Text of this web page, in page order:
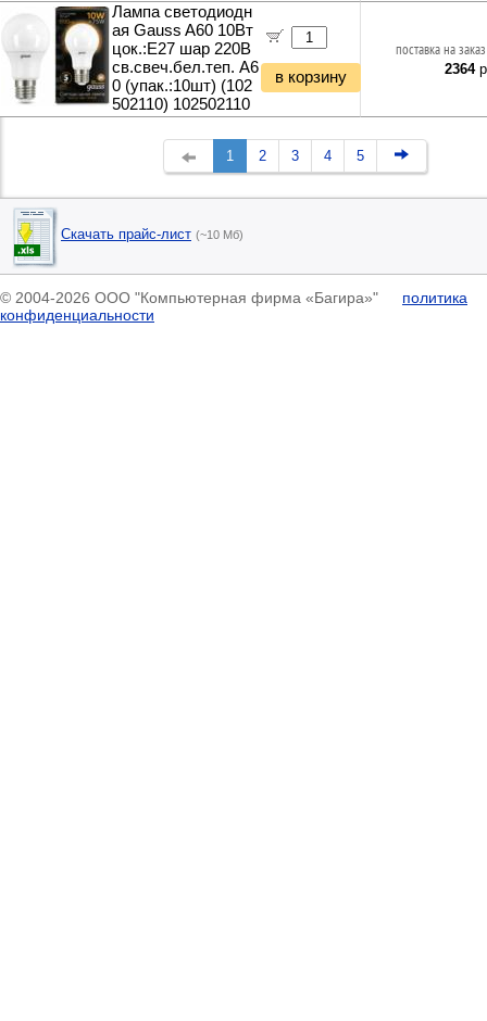
Лампа светодиодн
ая Gauss A60 10Вт
цок.:E27 шар 220B
св.свеч.бел.теп. A6
0 (упак.:10шт) (102
502110) 102502110
в корзину
поставка на
2364
1 2 3 4 5
Скачать прайс-лист (~10 Мб)
© 2004-2026 ООО "Компьютерная фирма «Багира»" политика
конфиденциальности